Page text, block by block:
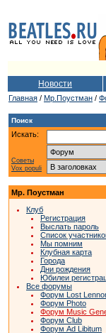
Новости
Главная / Мр.Поустман /
Поиск
Искать:
Советы
Vox populi
Мр. Поустман
Клуб
Регистрация
Выслать пароль
Список
Мы помним
Клубная карта
Города
Дни рождения
Юбилеи
Все форумы
Форум Lost
Форум Photo
Форум Music
Форум Club
Форум Ad Libitum